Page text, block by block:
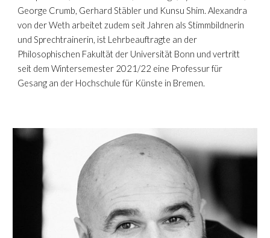
George Crumb, Gerhard Stäbler und Kunsu Shim. Alexandra
von der Weth arbeitet zudem seit Jahren als Stimmbildnerin
und Sprechtrainerin, ist Lehrbeauftragte an der
Philosophischen Fakultät der Universität Bonn und vertritt
seit dem Wintersemester 2021/22 eine Professur für
Gesang an der Hochschule für Künste in Bremen.